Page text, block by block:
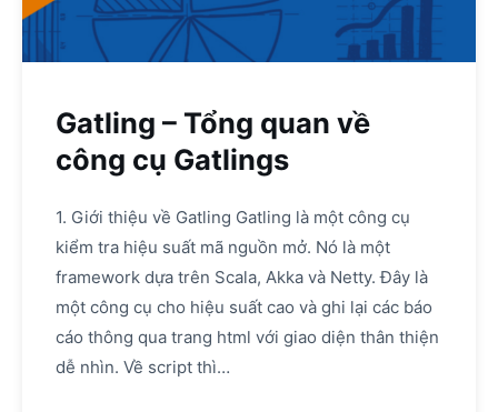
Gatling – Tổng quan về
công cụ Gatlings
1. Giới thiệu về Gatling Gatling là một công cụ
kiểm tra hiệu suất mã nguồn mở. Nó là một
framework dựa trên Scala, Akka và Netty. Đây là
một công cụ cho hiệu suất cao và ghi lại các báo
cáo thông qua trang html với giao diện thân thiện
dễ nhìn. Về script thì…